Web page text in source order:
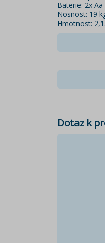
Baterie: 2x
Nosnost: 19
Hmotnost:
Dotaz k